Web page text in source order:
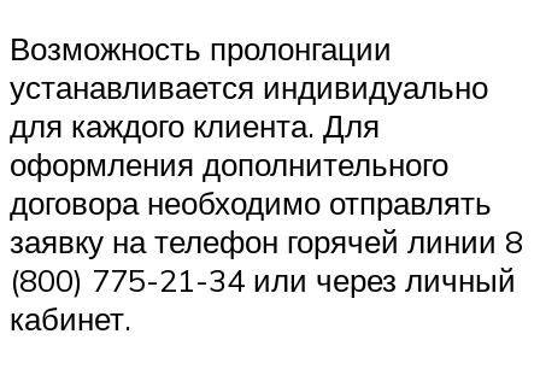
Возможность пролонгации
устанавливается индивидуально
для каждого клиента. Для
оформления дополнительного
договора необходимо отправлять
заявку на телефон горячей линии 8
(800) 775-21-34 или через личный
кабинет.